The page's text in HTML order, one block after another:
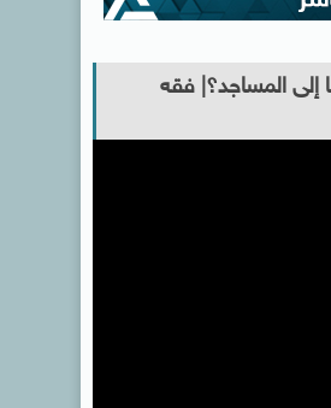
إلى المساجد؟| فقه